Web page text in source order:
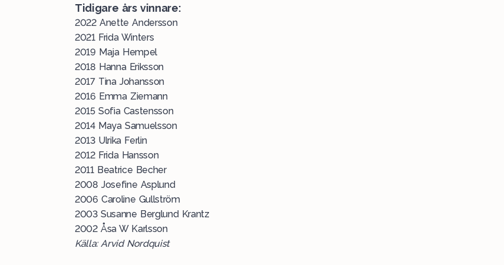
Tidigare års vinnare:
2022 Anette Andersson
2021 Frida Winters
2019 Maja Hempel
2018 Hanna Eriksson
2017 Tina Johansson
2016 Emma Ziemann
2015 Sofia Castensson
2014 Maya Samuelsson
2013 Ulrika Ferlin
2012 Frida Hansson
2011 Beatrice Becher
2008 Josefine Asplund
2006 Caroline Gullström
2003 Susanne Berglund Krantz
2002 Åsa W Karlsson
Källa: Arvid Nordquist